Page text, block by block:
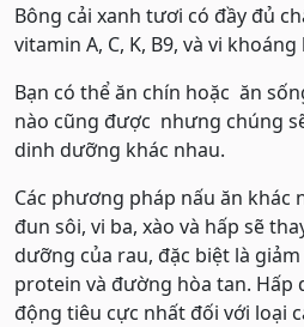
Bông cải xanh tươi có đầy đủ
vitamin A, C, K, B9, và vi
Bạn có thể ăn chín hoặc ăn
nào cũng được nhưng chúng
dinh dưỡng khác nhau.
Các phương pháp nấu ăn khác
đun sôi, vi ba, xào và hấp sẽ
dưỡng của rau, đặc biệt là
protein và đường hòa tan. Hấp
động tiêu cực nhất đối với loại